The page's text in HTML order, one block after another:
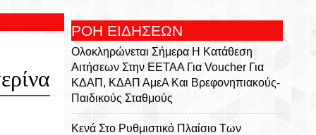
ΡΟΗ ΕΙΔΗΣΕΩΝ
Ολοκληρώνεται Σήμερα Η Κατάθεση
Αιτήσεων Στην ΕΕΤΑΑ Για Voucher Για
ΚΔΑΠ, ΚΔΑΠ ΑμεΑ Και Βρεφονηπιακούς-
Παιδικούς Σταθμούς
Κενά Στο Ρυθμιστικό Πλαίσιο Των